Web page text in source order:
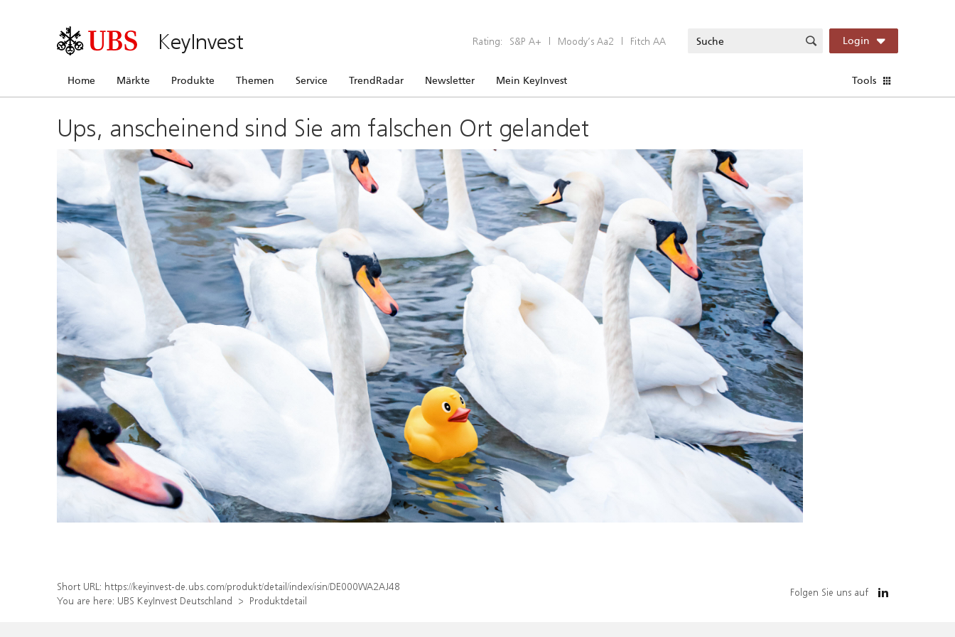
KeyInvest Rating: S&P A+ | Moody’s Aa2 | Fitch AA Login
Home Märkte Produkte Themen Service TrendRadar Newsletter Mein KeyInvest Tools
Ups, anscheinend sind Sie am falschen Ort gelandet
Short URL: https://keyinvest-de.ubs.com/produkt/detail/index/isin/DE000WA2AJ48
You are here: UBS KeyInvest Deutschland Produktdetail
Folgen Sie uns auf